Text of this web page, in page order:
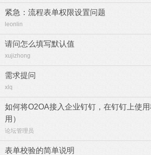
紧急：流程表单权限设置问题
leonlin
请问怎么填写默认值
xujizhong
需求提问
xlq
如何将O2OA接入企业钉钉，在钉钉上使
用）
论坛管理员
表单校验的简单说明